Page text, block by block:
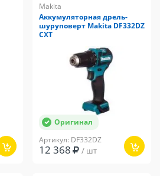
Makita
Аккумуляторная дрель-
шуруповерт Makita DF332DZ
CXT
Оригинал
Артикул: DF332DZ
12 368 / шт